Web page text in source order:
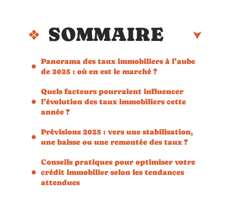
SOMMAIRE
Panorama des taux immobiliers à l’aube
de 2025 : où en est le marché ?
Quels facteurs pourraient influencer
l’évolution des taux immobiliers cette
année ?
Prévisions 2025 : vers une stabilisation,
une baisse ou une remontée des taux ?
Conseils pratiques pour optimiser votre
crédit immobilier selon les tendances
attendues